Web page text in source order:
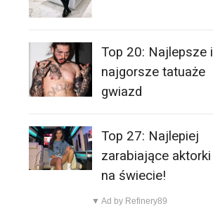
Top 20: Najlepsze i
najgorsze tatuaże
gwiazd
Top 27: Najlepiej
zarabiające aktorki
na świecie!
▼ Ad by Refinery89